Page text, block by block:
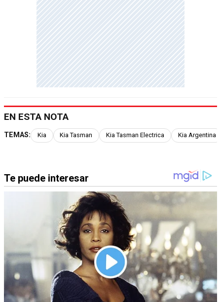
EN ESTA NOTA
TEMAS: Kia Kia Tasman Kia Tasman Electrica Kia Argentina